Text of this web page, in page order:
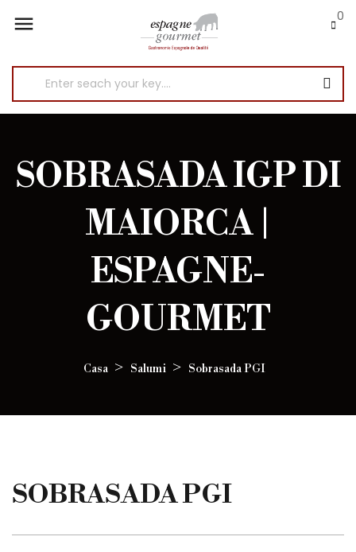
 0
SOBRASADA IGP DI
MAIORCA |
ESPAGNE-
GOURMET
Casa Salumi Sobrasada PGI
SOBRASADA PGI